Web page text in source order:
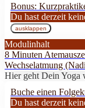
Bonus:
Du hast derzeit
ausklappen
Bonus:
Kurzpraktiken
Modulinhalt
8 Minuten
Wechselatmung
Hier geht Dein Yoga
Buche einen
Du hast derzeit